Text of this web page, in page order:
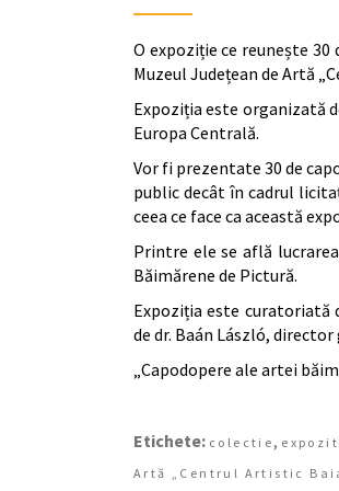
O expoziție ce reunește
Muzeul Județean de Artă
Expoziția este organizată
Europa Centrală.
Vor fi prezentate 30 de
public decât în cadrul
ceea ce face ca această
Printre ele se află
Băimărene de Pictură.
Expoziția este curatoriată
de dr. Baán László,
„Capodopere ale artei
Etichete: colectie,
Artă „Centrul Artistic